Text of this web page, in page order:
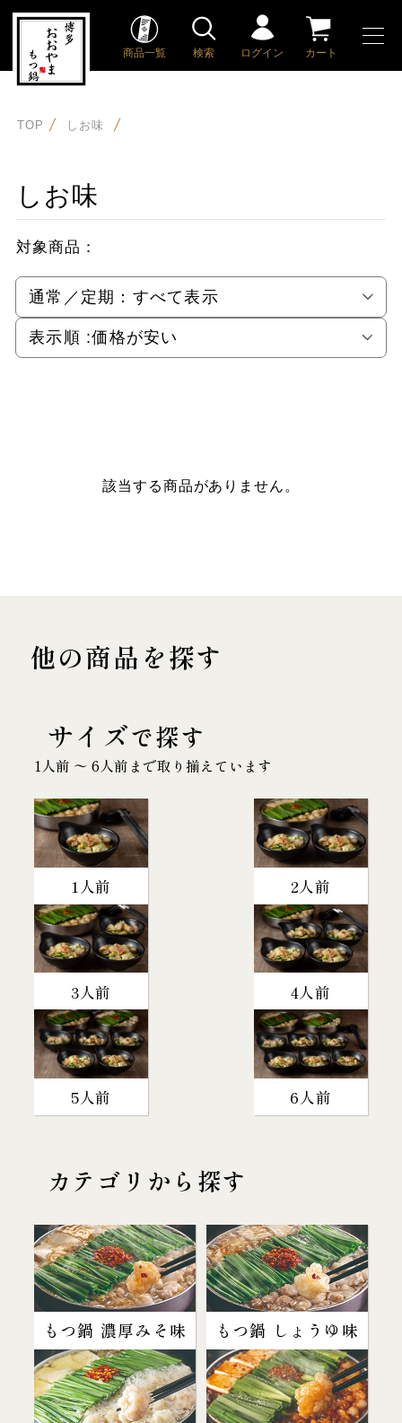
商品一覧 検索 ログイン カート
TOP しお味
しお味
対象商品：
通常／定期： すべて表示
表示順 :価格が安い
該当する商品がありません。
他の商品を探す
サイズで探す
1人前 〜 6人前まで取り揃えています
1人前 2人前
3人前 4人前
5人前 6人前
カテゴリから探す
もつ鍋 濃厚みそ味 もつ鍋 しょうゆ味